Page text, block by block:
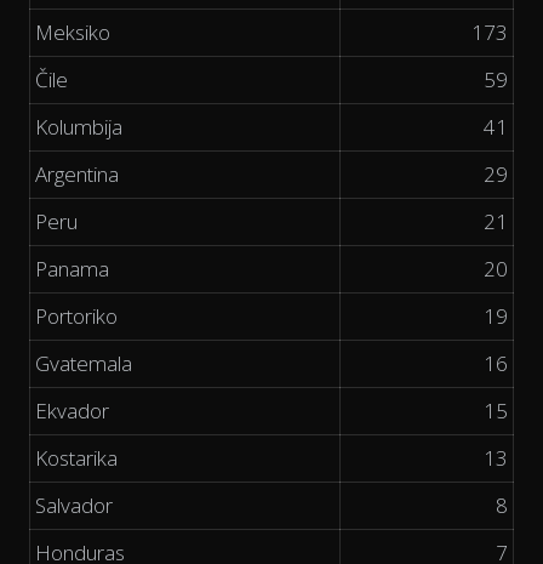
Meksiko
173
Čile
59
Kolumbija
41
Argentina
29
Peru
21
Panama
20
Portoriko
19
Gvatemala
16
Ekvador
15
Kostarika
13
Salvador
8
Honduras
7